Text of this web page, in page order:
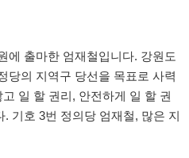
에 출마한 엄재철입니다. 강원도
당의 지역구 당선을 목표로 사력
일 할 권리, 안전하게 일 할 권
기호 3번 정의당 엄재철, 많은 지